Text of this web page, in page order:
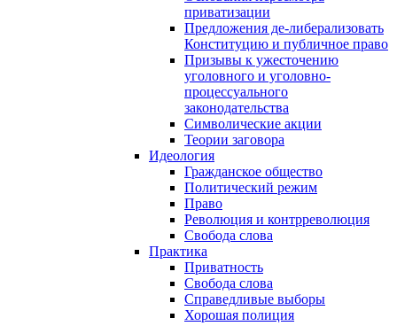
приватизации
Предложения де-либерализовать
Конституцию и публичное право
Призывы к ужесточению
уголовного и уголовно-
процессуального
законодательства
Символические акции
Теории заговора
Идеология
Гражданское общество
Политический режим
Право
Революция и контрреволюция
Свобода слова
Практика
Приватность
Свобода слова
Справедливые выборы
Хорошая полиция